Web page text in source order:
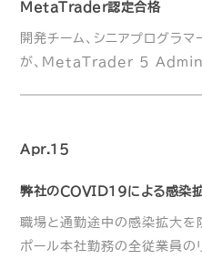
MetaTrader認定合格
開発チーム、シニアプログラ
が、MetaTrader 5
Apr.15
弊社のCOVID19による感染
職場と通勤途中の感染拡大を
ポール本社勤務の全従業員の